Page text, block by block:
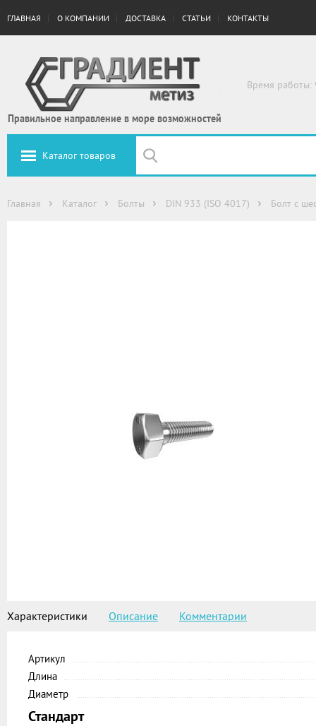
ГЛАВНАЯ О КОМПАНИИ ДОСТАВКА СТАТЬИ КОНТАКТЫ
Правильное направление в море возможностей
Время работы:
Каталог товаров
Главная Каталог Болты DIN 933 (ISO 4017) Болт с
Характеристики Описание Комментарии
Артикул
Длина
Диаметр
Стандарт